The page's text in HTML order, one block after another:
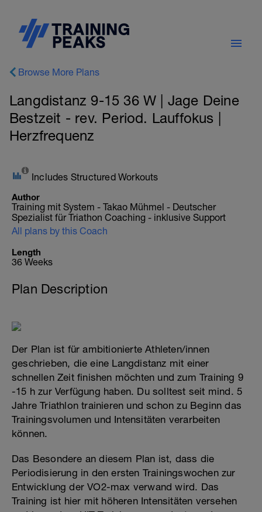
Browse More Plans
Langdistanz 9-15 36 W | Jage Deine
Bestzeit - rev. Period. Lauffokus |
Herzfrequenz
Includes Structured Workouts
Author
Training mit System - Takao Mühmel - Deutscher
Spezialist für Triathon Coaching - inklusive Support
All plans by this Coach
Length
36 Weeks
Plan Description
Der Plan ist für ambitionierte Athleten/innen
geschrieben, die eine Langdistanz mit einer
schnellen Zeit finishen möchten und zum Training 9
-15 h zur Verfügung haben. Du solltest seit mind. 5
Jahre Triathlon trainieren und schon zu Beginn das
Trainingsvolumen und Intensitäten verarbeiten
können.
Das Besondere an diesem Plan ist, dass die
Periodisierung in den ersten Trainingswochen zur
Entwicklung der VO2-max verwand wird. Das
Training ist hier mit höheren Intensitäten versehen